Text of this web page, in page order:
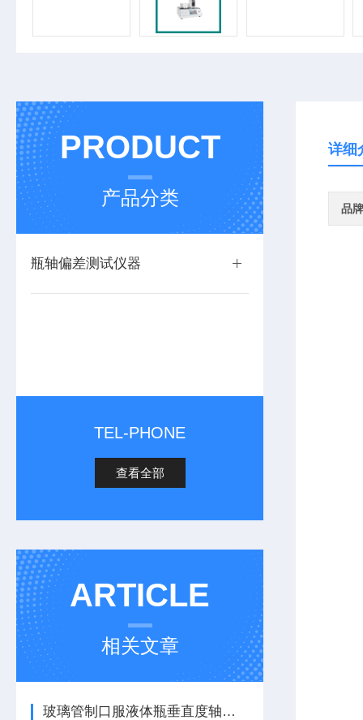
PRODUCT
产品分类
瓶轴偏差测试仪器
TEL-PHONE
查看全部
ARTICLE
相关文章
玻璃管制口服液体瓶垂直度轴偏差测试仪：应用重要性
详细
品牌